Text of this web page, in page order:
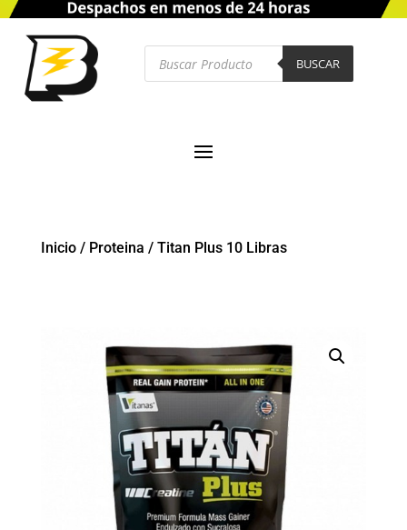
Búsqueda
productos
BUSCAR
Inicio/ Proteina / Titan Plus 10 Libras